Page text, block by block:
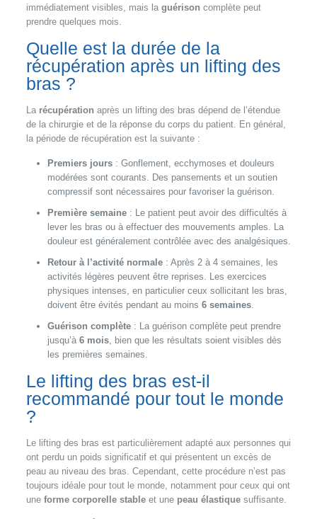
immédiatement visibles, mais la guérison complète peut
prendre quelques mois.
Quelle est la durée de la
récupération après un lifting des
bras ?
La récupération après un lifting des bras dépend de l’étendue
de la chirurgie et de la réponse du corps du patient. En général,
la période de récupération est la suivante :
Premiers jours: Gonflement, ecchymoses et douleurs
modérées sont courants. Des pansements et un soutien
compressif sont nécessaires pour favoriser la guérison.
Première semaine: Le patient peut avoir des difficultés à
lever les bras ou à effectuer des mouvements amples. La
douleur est généralement contrôlée avec des analgésiques.
Retour à l’activité normale: Après 2 à 4 semaines, les
activités légères peuvent être reprises. Les exercices
physiques intenses, en particulier ceux sollicitant les bras,
doivent être évités pendant au moins 6 semaines.
Guérison complète: La guérison complète peut prendre
jusqu’à 6 mois, bien que les résultats soient visibles dès
les premières semaines.
Le lifting des bras est-il
recommandé pour tout le monde
?
Le lifting des bras est particulièrement adapté aux personnes qui
ont perdu un poids significatif et qui présentent un excès de
peau au niveau des bras. Cependant, cette procédure n’est pas
toujours idéale pour tout le monde, notamment pour ceux qui ont
une forme corporelle stableet une peau élastiquesuffisante.